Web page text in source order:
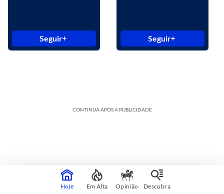
Seguir Seguir
CONTINUA APÓS A PUBLICIDADE
Hoje Em Alta Opinião Descubra